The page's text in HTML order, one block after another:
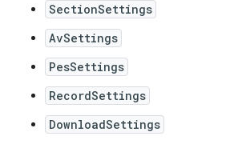
SectionSettings
AvSettings
PesSettings
RecordSettings
DownloadSettings